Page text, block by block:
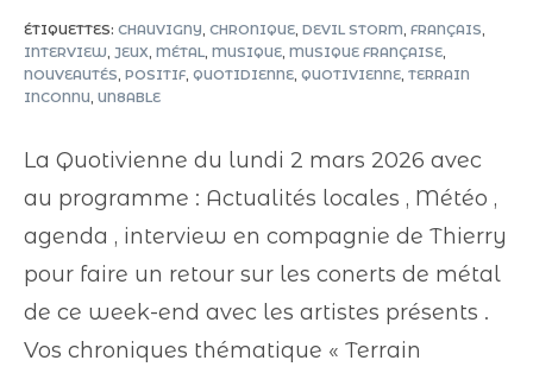
ÉTIQUETTES: CHAUVIGNY CHRONIQUE DEVIL STORM FRANÇAIS
INTERVIEW JEUX MÉTAL MUSIQUE MUSIQUE FRANÇAISE
NOUVEAUTÉS POSITIF QUOTIDIENNE QUOTIVIENNE TERRAIN
INCONNU UN8ABLE
La Quotivienne du lundi 2 mars 2026 avec
au programme : Actualités locales , Météo ,
agenda , interview en compagnie de Thierry
pour faire un retour sur les conerts de métal
de ce week-end avec les artistes présents .
Vos chroniques thématique « Terrain